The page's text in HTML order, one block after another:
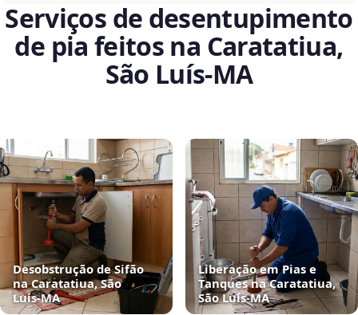
Serviços de desentupimento
de pia feitos na Caratatiua,
São Luís‑MA
Desobstrução de Sifão
na Caratatiua, São
Luís‑MA
Liberação em Pias e
Tanques na Caratatiua,
São Luís‑MA